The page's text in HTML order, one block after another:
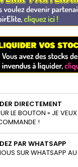
DIRECTEMENT
LE BOUTON « JE
!
PAR WHATSAPP
SUR WHATSAPP